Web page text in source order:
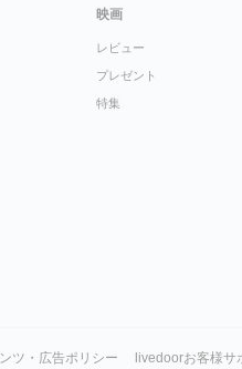
映画
レビュー
プレゼント
特集
ツ・広告ポリシー livedoorお客様サ